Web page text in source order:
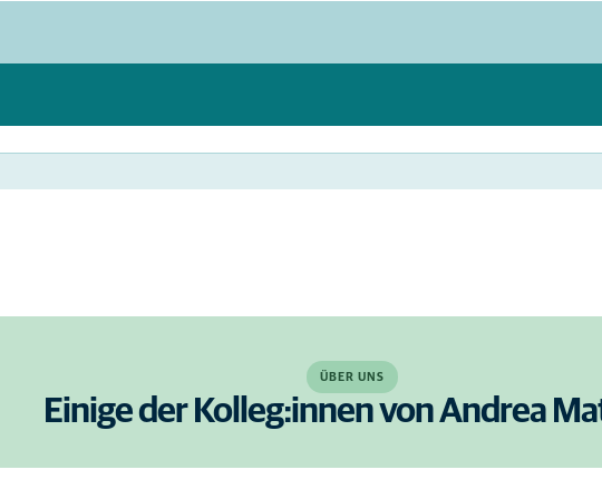
ÜBER UNS
Einige der Kolleg:innen von Andrea